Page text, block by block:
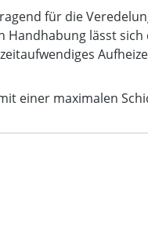
für die
lässt
einer maximalen